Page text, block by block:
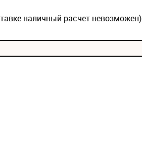
наличный расчет невозможен)